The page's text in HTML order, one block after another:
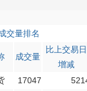
交量排名
成交量
比上交易日
增减
17047